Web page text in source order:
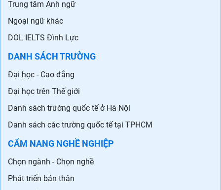
Trung tâm Anh ngữ
Ngoại ngữ khác
DOL IELTS Đình Lực
DANH SÁCH TRƯỜNG
Đại học - Cao đẳng
Đại học trên Thế giới
Danh sách trường quốc tế ở Hà Nội
Danh sách các trường quốc tế tại TPHCM
CẨM NANG NGHỀ NGHIỆP
Chọn ngành - Chọn nghề
Phát triển bản thân